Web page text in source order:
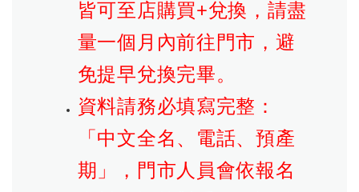
皆可至店購買+兌換，請盡
量一個月內前往門市，避
免提早兌換完畢。
資料請務必填寫完整：
「中文全名、電話、預產
期」，門市人員會依報名